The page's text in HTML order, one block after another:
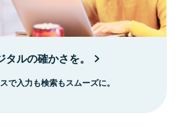
ルの確かさを。
で入力も検索もスムーズに。